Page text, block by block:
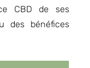
CBD de ses
des bénéfices